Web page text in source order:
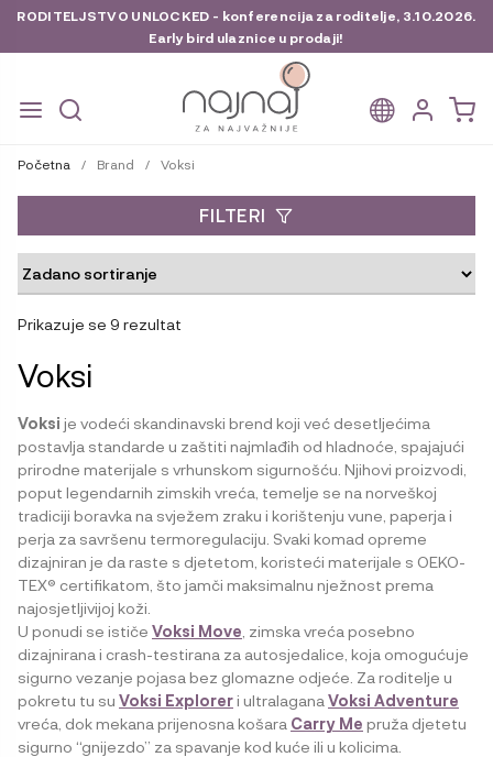
RODITELJSTVO UNLOCKED - konferencija za roditelje, 3.10.2026.
Early bird ulaznice u prodaji!
na
do
Početna / Brand / Voksi
Prikazuje se 9 rezultat
Voksi
Voksi je vodeći skandinavski brend koji već desetljećima
postavlja standarde u zaštiti najmlađih od hladnoće, spajajući
prirodne materijale s vrhunskom sigurnošću. Njihovi proizvodi,
poput legendarnih zimskih vreća, temelje se na norveškoj
tradiciji boravka na svježem zraku i korištenju vune, paperja i
perja za savršenu termoregulaciju. Svaki komad opreme
dizajniran je da raste s djetetom, koristeći materijale s OEKO-
TEX® certifikatom, što jamči maksimalnu nježnost prema
najosjetljivijoj koži.
U ponudi se ističe Voksi Move , zimska vreća posebno
dizajnirana i crash-testirana za autosjedalice, koja omogućuje
sigurno vezanje pojasa bez glomazne odjeće. Za roditelje u
pokretu tu su Voksi Exploreri ultralagana Voksi Adventure
vreća, dok mekana prijenosna košara Carry Me pruža djetetu
sigurno “gnijezdo” za spavanje kod kuće ili u kolicima.
FILTERI